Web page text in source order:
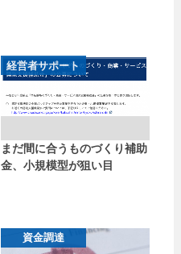
経営者サポート
まだ間に合うものづくり補助
金、小規模型が狙い目
資金調達